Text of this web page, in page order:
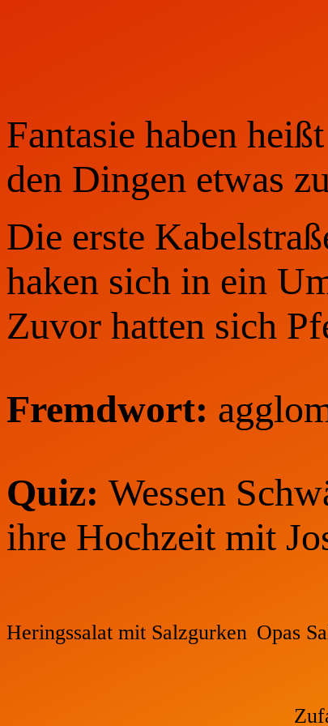
Fantasie haben
den Dingen etwas
Die erste
haken sich in ein
Zuvor hatten sich
Fremdwort:
Quiz: Wessen
ihre Hochzeit mit
Heringssalat mit Salzgurken Opas